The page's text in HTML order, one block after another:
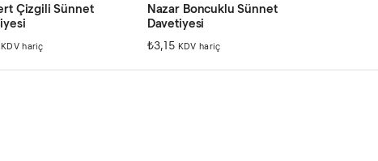
Çizgili Sünnet
KDV hariç
Nazar Boncuklu Sünnet
Davetiyesi
₺3,15 KDV hariç